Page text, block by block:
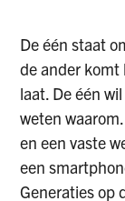
De één staat
de ander komt
laat. De één
weten
en een vaste
een
Generaties op